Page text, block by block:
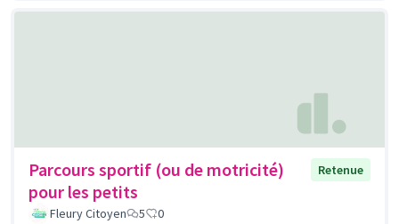
Parcours sportif (ou de motricité)
pour les petits
Retenue
Fleury Citoyen 5 0